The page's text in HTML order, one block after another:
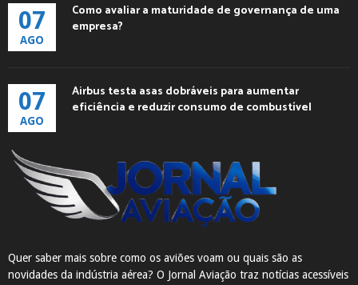
07
AGO
Como avaliar a maturidade de governança de uma
empresa?
07
AGO
Airbus testa asas dobráveis para aumentar
eficiência e reduzir consumo de combustível
Quer saber mais sobre como os aviões voam ou quais são as
novidades da indústria aérea? O Jornal Aviação traz notícias acessíveis